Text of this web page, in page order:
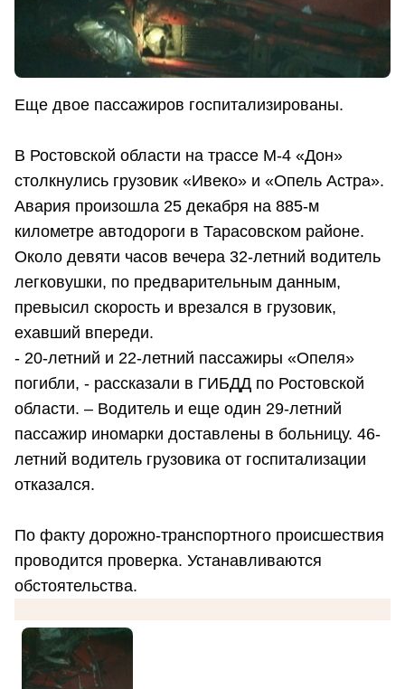
Еще двое пассажиров госпитализированы.
В Ростовской области на трассе М-4 «Дон»
столкнулись грузовик «Ивеко» и «Опель Астра».
Авария произошла 25 декабря на 885-м
километре автодороги в Тарасовском районе.
Около девяти часов вечера 32-летний водитель
легковушки, по предварительным данным,
превысил скорость и врезался в грузовик,
ехавший впереди.
- 20-летний и 22-летний пассажиры «Опеля»
погибли, - рассказали в ГИБДД по Ростовской
области. – Водитель и еще один 29-летний
пассажир иномарки доставлены в больницу. 46-
летний водитель грузовика от госпитализации
отказался.
По факту дорожно-транспортного происшествия
проводится проверка. Устанавливаются
обстоятельства.